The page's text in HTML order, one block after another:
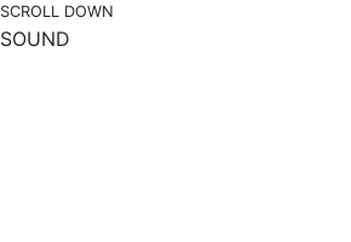
SCROLL DOWN
SOUND